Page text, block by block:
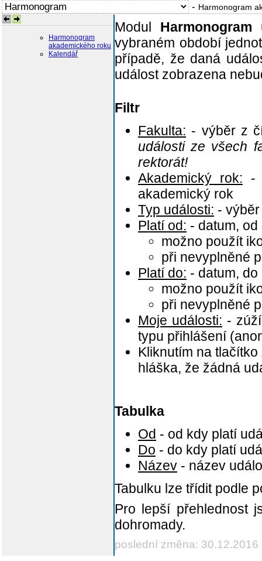
- Harmonogram
Harmonogram
akademického roku
Kalendář
Modul Harmonogram
vybraném období
případě, že daná
událost zobrazena
Filtr
Fakulta: - výběr z
události ze všech
rektorát!
Akademický rok: -
akademický rok
Typ události: -
Platí od: - datum,
možno použít
při nevyplněné
Platí do: - datum,
možno použít
při nevyplněné
Moje události: -
typu přihlášení
Kliknutím na tlačítko
hláška, že žádná
Tabulka
Od - od kdy platí
Do - do kdy platí
Název - název
Tabulku lze třídit podle
Pro lepší přehlednost
dohromady.
poslední změna: 30.12.2016